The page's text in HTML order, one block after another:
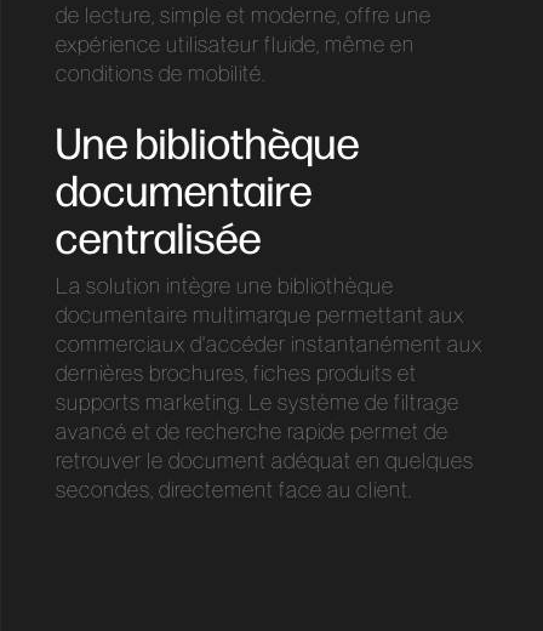
de lecture, simple et moderne, offre une
expérience utilisateur fluide, même en
conditions de mobilité.
Une bibliothèque
documentaire
centralisée
La solution intègre une bibliothèque
documentaire multimarque permettant aux
commerciaux d'accéder instantanément aux
dernières brochures, fiches produits et
supports marketing. Le système de filtrage
avancé et de recherche rapide permet de
retrouver le document adéquat en quelques
secondes, directement face au client.